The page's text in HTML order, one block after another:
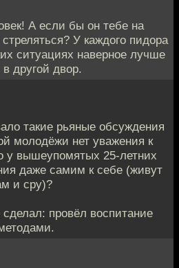
А если бы он тебе на
У каждого пидора
ситуациях наверное лучше
другой двор.
такие рьяные обсуждения
молодёжи нет уважения к
у вышеупомятых 25-летних
даже самим к себе (живут
и сру)?
провёл воспитание